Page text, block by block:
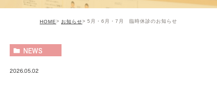
HOME お知らせ 5月・6月・7月 臨時休診のお知らせ
NEWS
2026.05.02